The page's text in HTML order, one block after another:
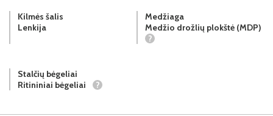
Kilmės šalis
Lenkija
Medžiaga
Medžio drožlių plokštė (MDP)
?
Stalčių bėgeliai
Ritininiai bėgeliai
?